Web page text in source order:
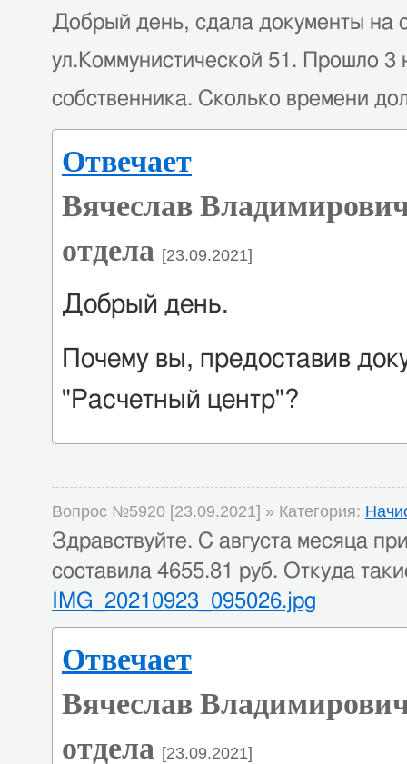
Добрый день, сдала документы на
ул.Коммунистической 51. Прошло
собственника. Сколько времени
Отвечает
Вячеслав
отдела [23.09.2021]
Добрый день.
Почему вы, предоставив
"Расчетный центр"?
Вопрос №5920 [23.09.2021] » Категория:
Здравствуйте. С августа месяца
составила 4655.81 руб. Откуда
IMG_20210923_095026.jpg
Отвечает
Вячеслав
отдела [23.09.2021]